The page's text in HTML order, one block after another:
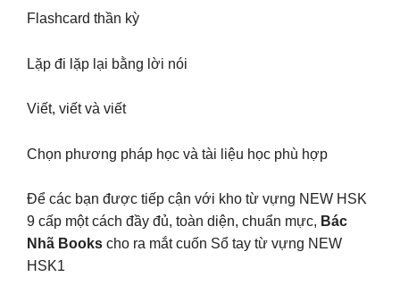
Flashcard thần kỳ
Lặp đi lặp lại bằng lời nói
Viết, viết và viết
Chọn phương pháp học và tài liệu học phù hợp
Để các bạn được tiếp cận với kho từ vựng NEW HSK
9 cấp một cách đầy đủ, toàn diện, chuẩn mực, Bác
Nhã Books cho ra mắt cuốn Sổ tay từ vựng NEW
HSK1